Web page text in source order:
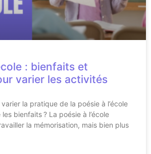
: bienfaits et
varier les activités
la pratique de la poésie à l’école
bienfaits ? La poésie à l’école
la mémorisation, mais bien plus